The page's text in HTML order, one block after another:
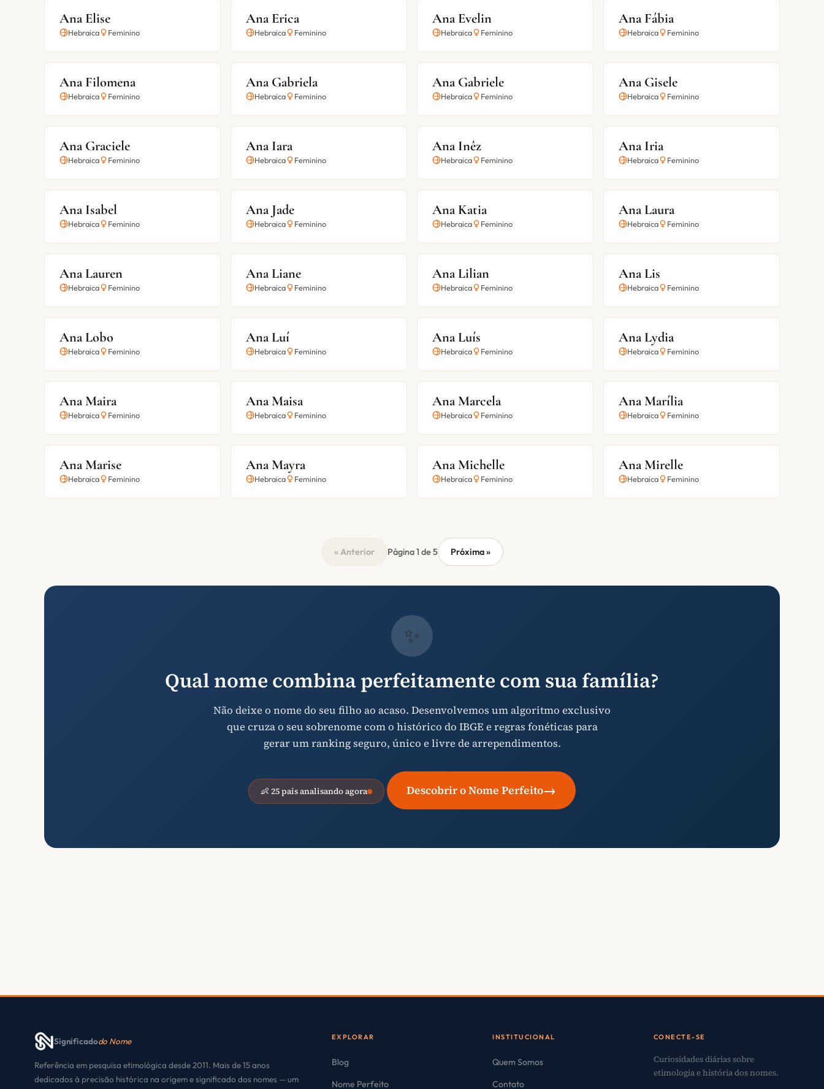
Ana Elise
Hebraica Feminino
Ana Erica
Hebraica Feminino
Ana Evelin
Hebraica Feminino
Ana Fábia
Hebraica Feminino
Ana Filomena
Hebraica Feminino
Ana Gabriela
Hebraica Feminino
Ana Gabriele
Hebraica Feminino
Ana Gisele
Hebraica Feminino
Ana Graciele
Hebraica Feminino
Ana Iara
Hebraica Feminino
Ana Inêz
Hebraica Feminino
Ana Iria
Hebraica Feminino
Ana Isabel
Hebraica Feminino
Ana Jade
Hebraica Feminino
Ana Katia
Hebraica Feminino
Ana Laura
Hebraica Feminino
Ana Lauren
Hebraica Feminino
Ana Liane
Hebraica Feminino
Ana Lilian
Hebraica Feminino
Ana Lis
Hebraica Feminino
Ana Lobo
Hebraica Feminino
Ana Luí
Hebraica Feminino
Ana Luís
Hebraica Feminino
Ana Lydia
Hebraica Feminino
Ana Maira
Hebraica Feminino
Ana Maisa
Hebraica Feminino
Ana Marcela
Hebraica Feminino
Ana Marília
Hebraica Feminino
Ana Marise
Hebraica Feminino
Ana Mayra
Hebraica Feminino
Ana Michelle
Hebraica Feminino
Ana Mirelle
Hebraica Feminino
« Anterior Página 1 de 5 Próxima »
✨
Qual nome combina perfeitamente com sua família?
Não deixe o nome do seu filho ao acaso. Desenvolvemos um algoritmo exclusivo
que cruza o seu sobrenome com o histórico do IBGE e regras fonéticas para
gerar um ranking seguro, único e livre de arrependimentos.
👶 25 pais analisando agora Descobrir o Nome Perfeito→
Significadodo Nome
Referência em pesquisa etimológica desde 2011. Mais de 15 anos
dedicados à precisão histórica na origem e significado dos nomes — um
EXPLORAR
Blog
Nome Perfeito
INSTITUCIONAL
Quem Somos
Contato
CONECTE-SE
Curiosidades diárias sobre
etimologia e história dos nomes.